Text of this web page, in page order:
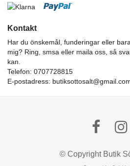
Kontakt
Har du önskemål, funderingar eller
mig? Ring, smsa eller maila oss, så
kan.
Telefon: 0707728815
E-postadress:
© Copyright Butik